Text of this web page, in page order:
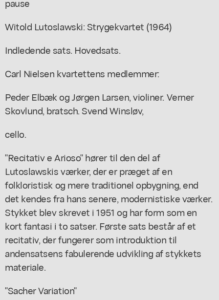
Witold Lutoslawski: Strygekvartet (1964)
Indledende sats. Hovedsats.
Carl Nielsen kvartettens medlemmer:
Peder Elbæk og Jørgen Larsen, violiner. Verner
Skovlund, bratsch. Svend Winsløv,
cello.
"Recitativ e Arioso" hører til den del af
Lutoslawskis værker, der er præget af en
folkloristisk og mere traditionel opbygning, end
det kendes fra hans senere, modernistiske værker.
Stykket blev skrevet i 1951 og har form som en
kort fantasi i to satser. Første sats består af et
recitativ, der fungerer som introduktion til
andensatsens fabulerende udvikling af stykkets
materiale.
"Sacher Variation"